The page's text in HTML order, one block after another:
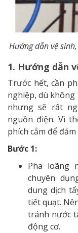
Hướng dẫn vệ
1. Hướng dẫn
Trước hết, cần
nghiệp, dù không
nhưng sẽ rất
nguồn điện. Vì
phích cắm để
Bước 1:
Pha loãng
chuyên
dung dịch
tiết quạt.
tránh nước
động cơ.